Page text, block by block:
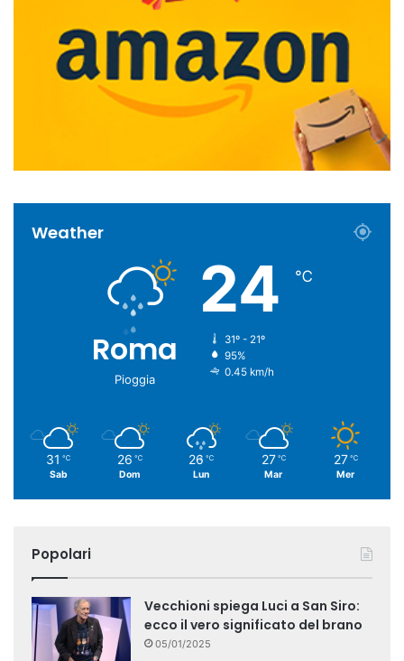
Weather
Roma
Pioggia
24 ℃
31º - 21º
95%
0.45 km/h
31 ℃
Sab
26 ℃
Dom
26 ℃
Lun
27 ℃
Mar
27 ℃
Mer
Popolari
Vecchioni spiega Luci a San Siro:
ecco il vero significato del brano
05/01/2025